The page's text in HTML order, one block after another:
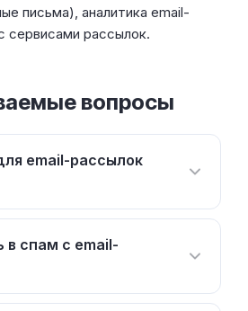
письма), аналитика email-
сервисами рассылок.
вопросы
email-рассылок
в спам с email-